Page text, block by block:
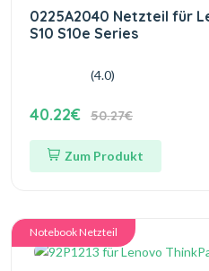
0225A2040 Netzteil für
S10 S10e Series
(4.0)
40.22€ 50.27€
Zum Produkt
Notebook Netzteil